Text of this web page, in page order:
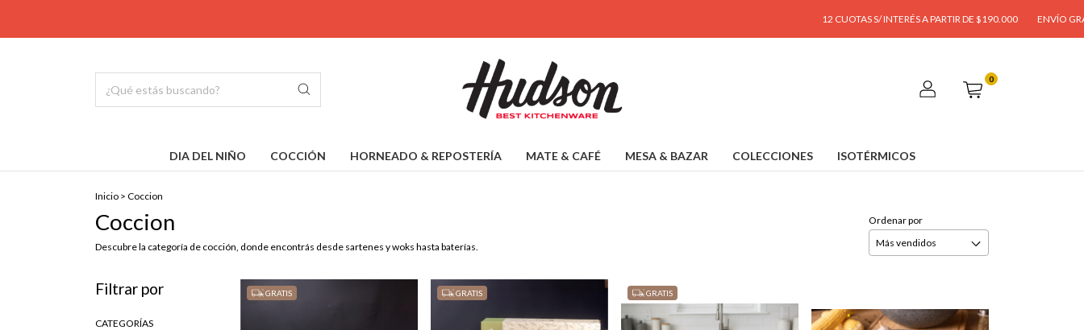
12 CUOTAS S/ INTERÉS A PARTIR DE $190.000 ENVÍO GRATIS A PARTIR DE
0
DIA DEL NIÑO COCCIÓN HORNEADO & REPOSTERÍA MATE & CAFÉ MESA & BAZAR COLECCIONES ISOTÉRMICOS
Inicio > Coccion
Coccion
Descubre la categoría de cocción, donde encontrás desde sartenes y woks hasta baterías.
Ordenar por
Filtrar por
CATEGORÍAS
GRATIS GRATIS GRATIS